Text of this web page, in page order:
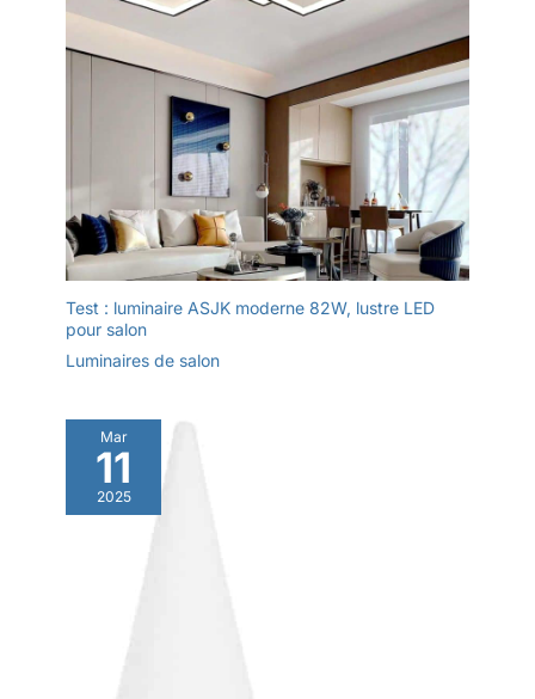
Test : luminaire ASJK moderne 82W, lustre LED
pour salon
Luminaires de salon
Mar
11
2025